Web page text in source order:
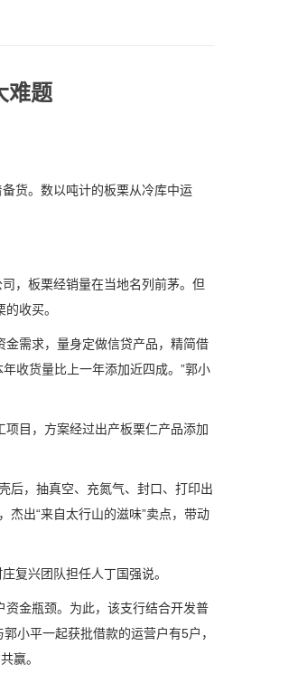
难题
货。数以吨计的板栗从冷库中运
，板栗经销量在当地名列前茅。但
收买。
需求，量身定做信贷产品，精简借
收货量比上一年添加近四成。”郭小
目，方案经过出产板栗仁产品添加
，抽真空、充氮气、封口、打印出
杰出“来自太行山的滋味”卖点，带动
复兴团队担任人丁国强说。
金瓶颈。为此，该支行结合开发普
小平一起获批借款的运营户有5户，
赢。